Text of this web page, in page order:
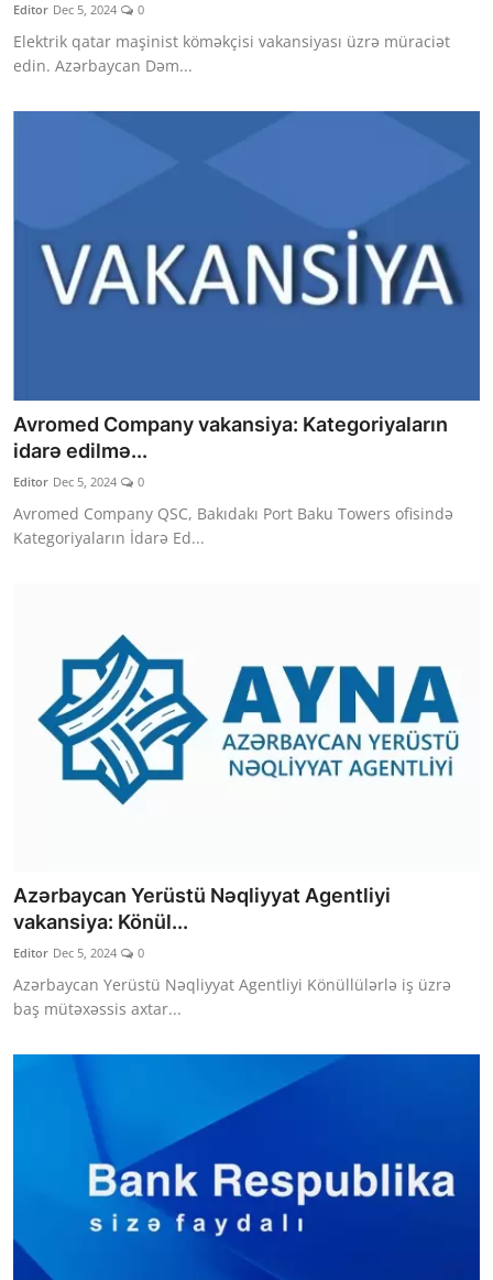
Editor Dec 5, 2024 0
Elektrik qatar maşinist köməkçisi vakansiyası üzrə müraciət
edin. Azərbaycan Dəm...
Avromed Company vakansiya: Kategoriyaların
idarə edilmə...
Editor Dec 5, 2024 0
Avromed Company QSC, Bakıdakı Port Baku Towers ofisində
Kategoriyaların İdarə Ed...
Azərbaycan Yerüstü Nəqliyyat Agentliyi
vakansiya: Könül...
Editor Dec 5, 2024 0
Azərbaycan Yerüstü Nəqliyyat Agentliyi Könüllülərlə iş üzrə
baş mütəxəssis axtar...